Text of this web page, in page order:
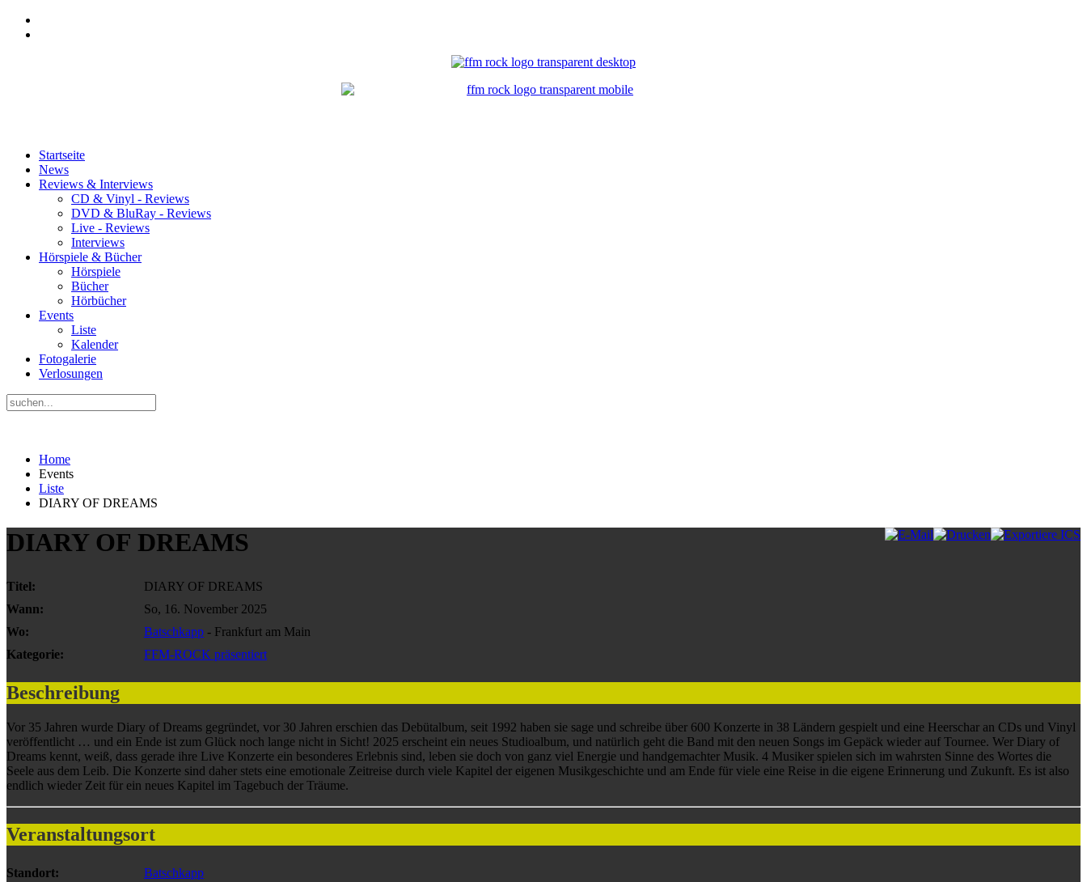
Startseite
News
Reviews & Interviews
CD & Vinyl - Reviews
DVD & BluRay - Reviews
Live - Reviews
Interviews
Hörspiele & Bücher
Hörspiele
Bücher
Hörbücher
Events
Liste
Kalender
Fotogalerie
Verlosungen
Home
Events
Liste
DIARY OF DREAMS
DIARY OF DREAMS
Titel:
DIARY OF DREAMS
Wann:
So, 16. November 2025
Wo:
Batschkapp - Frankfurt am Main
Kategorie:
FFM-ROCK präsentiert
Beschreibung
Vor 35 Jahren wurde Diary of Dreams gegründet, vor 30 Jahren erschien das Debütalbum, seit 1992 haben sie sage und schreibe über 600 Konzerte in 38 Ländern gespielt und eine Heerschar an CDs und Vinyl
veröffentlicht … und ein Ende ist zum Glück noch lange nicht in Sicht! 2025 erscheint ein neues Studioalbum, und natürlich geht die Band mit den neuen Songs im Gepäck wieder auf Tournee. Wer Diary of
Dreams kennt, weiß, dass gerade ihre Live Konzerte ein besonderes Erlebnis sind, leben sie doch von ganz viel Energie und handgemachter Musik. 4 Musiker spielen sich im wahrsten Sinne des Wortes die
Seele aus dem Leib. Die Konzerte sind daher stets eine emotionale Zeitreise durch viele Kapitel der eigenen Musikgeschichte und am Ende für viele eine Reise in die eigene Erinnerung und Zukunft. Es ist also
endlich wieder Zeit für ein neues Kapitel im Tagebuch der Träume.
Veranstaltungsort
Standort:
Batschkapp